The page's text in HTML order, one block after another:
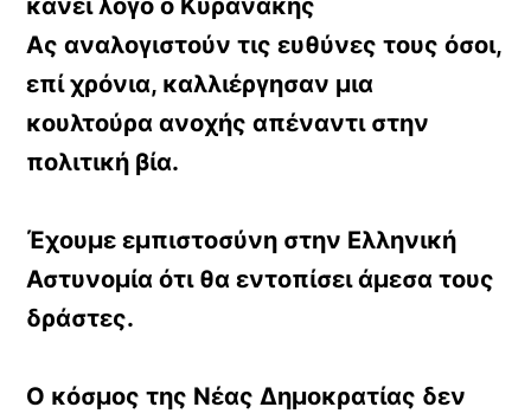
κάνει λόγο ο Κυρανάκης
Ας αναλογιστούν τις ευθύνες τους όσοι,
επί χρόνια, καλλιέργησαν μια
κουλτούρα ανοχής απέναντι στην
πολιτική βία.
Έχουμε εμπιστοσύνη στην Ελληνική
Αστυνομία ότι θα εντοπίσει άμεσα τους
δράστες.
Ο κόσμος της Νέας Δημοκρατίας δεν